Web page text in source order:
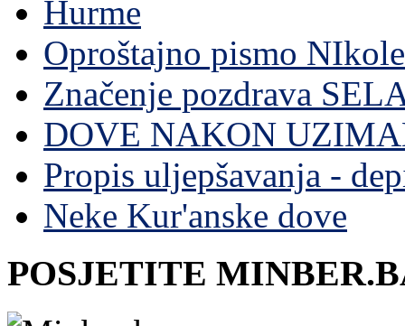
Hurme
Oproštajno pismo
Značenje pozdrava
DOVE NAKON
Propis uljepšavanja -
Neke Kur'anske dove
POSJETITE